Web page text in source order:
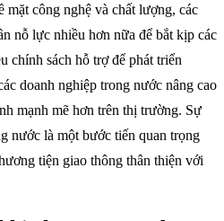
công nghệ và chất lượng, các
nỗ lực nhiều hơn nữa để bắt kịp các
chính sách hỗ trợ để phát triển
doanh nghiệp trong nước nâng cao
mạnh mẽ hơn trên thị trường. Sự
nước là một bước tiến quan trọng
tiện giao thông thân thiện với